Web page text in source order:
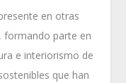
en otras
formando parte en
e interiorismo de
que han